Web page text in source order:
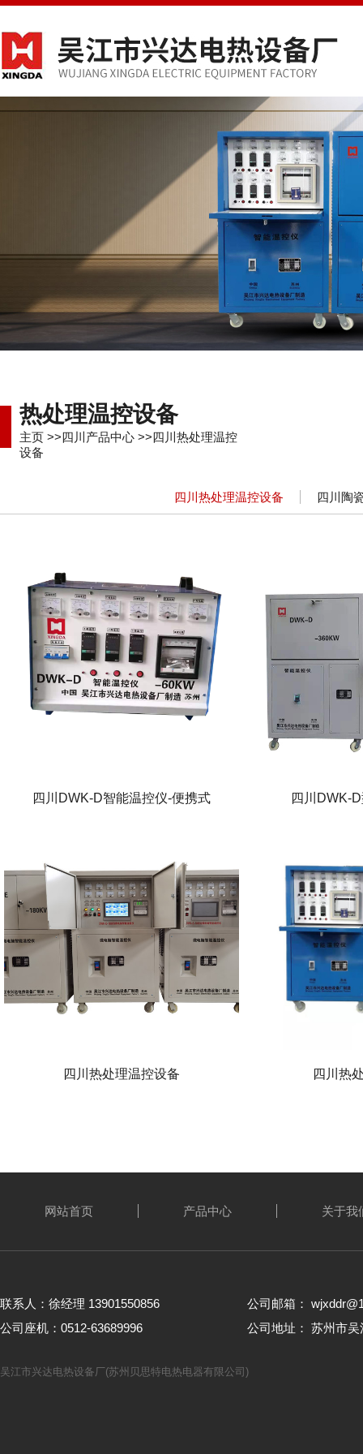
热处理温控设备
主页 >>四川产品中心 >>四川热处理温控
设备
四川热处理温控设备 四川陶
四川DWK-D智能温控仪-便携式 四川DWK-
四川热处理温控设备 四川热
网站首页 产品中心 关于我
联系人：徐经理 13901550856
公司邮箱：
公司座机：0512-63689996
公司地址： 苏州市
吴江市兴达电热设备厂(苏州贝思特电热电器有限公司)